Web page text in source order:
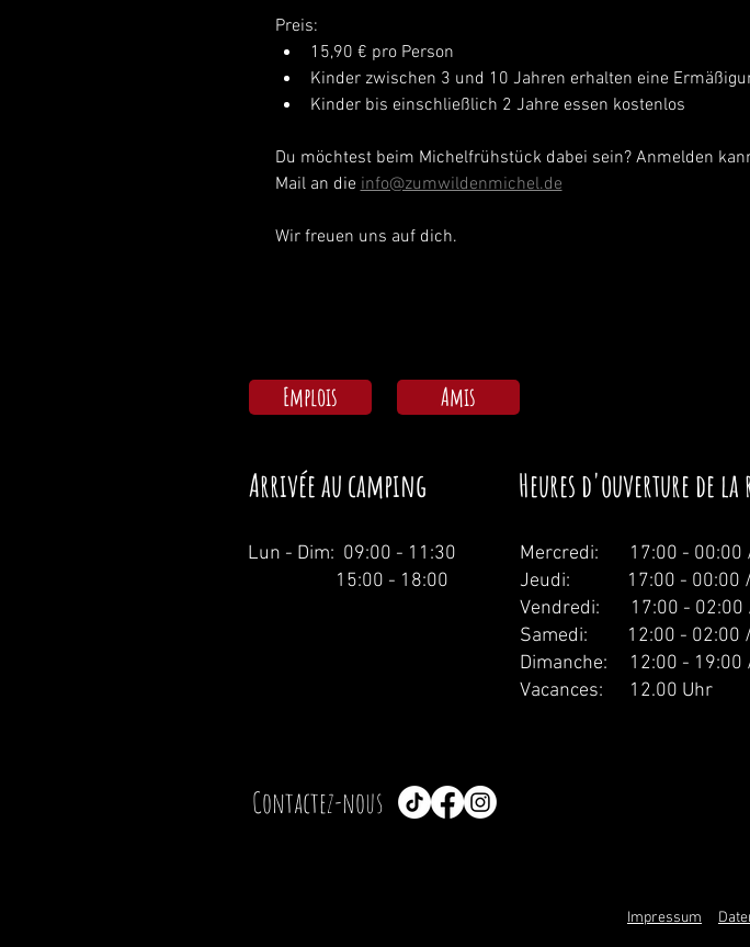
Preis:
15,90 € pro Person
Kinder zwischen 3 und 10 Jahren erhalten eine
Kinder bis einschließlich 2 Jahre essen kostenlos
Du möchtest beim Michelfrühstück dabei sein? Anmelden
Mail an die info@zumwildenmichel.de
Wir freuen uns auf dich.
Emplois Amis
Arrivée au camping Heures d'ouverture de
Lun - Dim: 09:00 - 11:30
15:00 - 18:00
Mercredi: 17:00 - 00:00
Jeudi: 17:00 - 00:00 /
Vendredi: 17:00 - 02:00
Samedi: 12:00 - 02:00 /
Dimanche: 12:00 - 19:00
Vacances: 12.00 Uhr
Contactez-nous
Impressum